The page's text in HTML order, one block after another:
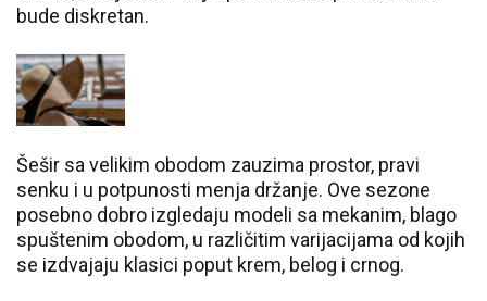
bude diskretan.
Šešir sa velikim obodom zauzima prostor, pravi
senku i u potpunosti menja držanje. Ove sezone
posebno dobro izgledaju modeli sa mekanim, blago
spuštenim obodom, u različitim varijacijama od kojih
se izdvajaju klasici poput krem, belog i crnog.